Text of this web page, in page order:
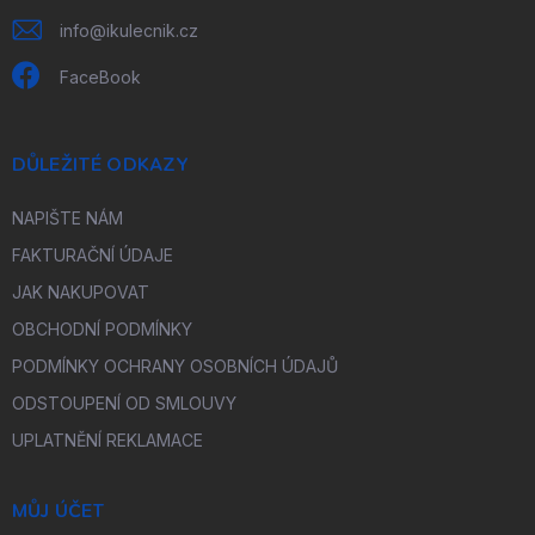
info@ikulecnik.cz
FaceBook
DŮLEŽITÉ ODKAZY
NAPIŠTE NÁM
FAKTURAČNÍ ÚDAJE
JAK NAKUPOVAT
OBCHODNÍ PODMÍNKY
PODMÍNKY OCHRANY OSOBNÍCH ÚDAJŮ
ODSTOUPENÍ OD SMLOUVY
UPLATNĚNÍ REKLAMACE
MŮJ ÚČET